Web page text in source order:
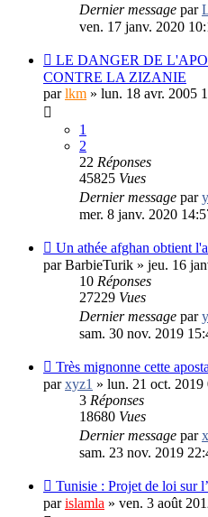
Dernier message par
ven. 17 janv. 2020
LE DANGER DE
CONTRE LA ZIZANIE
parlkm » lun. 18 avr. 2005
1
2
22 Réponses
45825 Vues
Dernier message par
mer. 8 janv. 2020
Un athée afghan obtient
parBarbieTurik » jeu. 16
10 Réponses
27229 Vues
Dernier message par
sam. 30 nov. 2019
Très mignonne cette
parxyz1 » lun. 21 oct. 2019
3 Réponses
18680 Vues
Dernier message par
sam. 23 nov. 2019
Tunisie : Projet de loi sur
parislamla » ven. 3 août